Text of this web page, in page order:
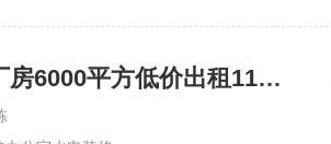
企石原房东花园式独院厂房6000平方低价出租11元/平方